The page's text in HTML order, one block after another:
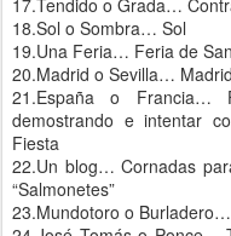
18.Sol o Sombra… Sol
19.Una Feria… Feria de
20.Madrid o Sevilla…
21.España o Francia…
demostrando e intentar
Fiesta
22.Un blog… Cornadas
“Salmonetes”
23.Mundotoro o